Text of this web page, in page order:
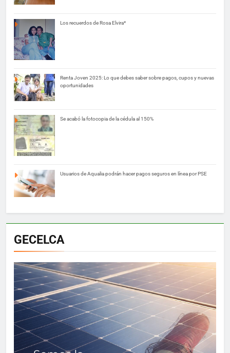
Los recuerdos de Rosa Elvira*
Renta Joven 2025: Lo que debes saber sobre pagos, cupos y nuevas
oportunidades
Se acabó la fotocopia de la cédula al 150%
Usuarios de Aqualia podrán hacer pagos seguros en línea por PSE
GECELCA